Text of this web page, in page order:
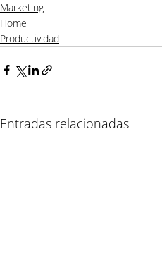
Marketing
Home
Productividad
Entradas relacionadas